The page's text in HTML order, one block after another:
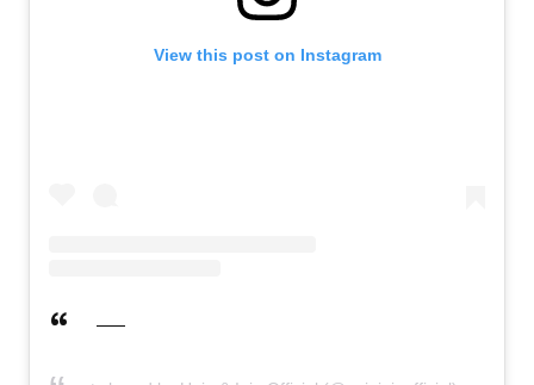
View this post on Instagram